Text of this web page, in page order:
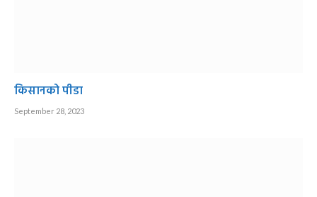
किसानको पीडा
September 28, 2023